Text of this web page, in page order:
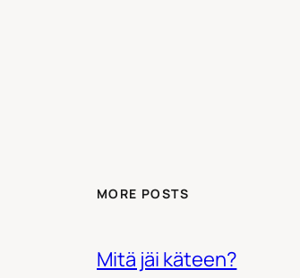
MORE POSTS
Mitä jäi käteen?